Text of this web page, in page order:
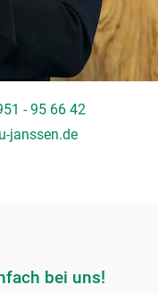
- 95 66 42
janssen.de
bei uns!